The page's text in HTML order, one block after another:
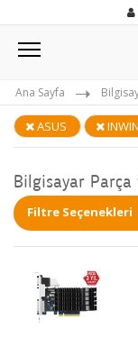
Ana Sayfa
ASUS INWIN
Bilgisayar Parça
Filtre Seçenekleri